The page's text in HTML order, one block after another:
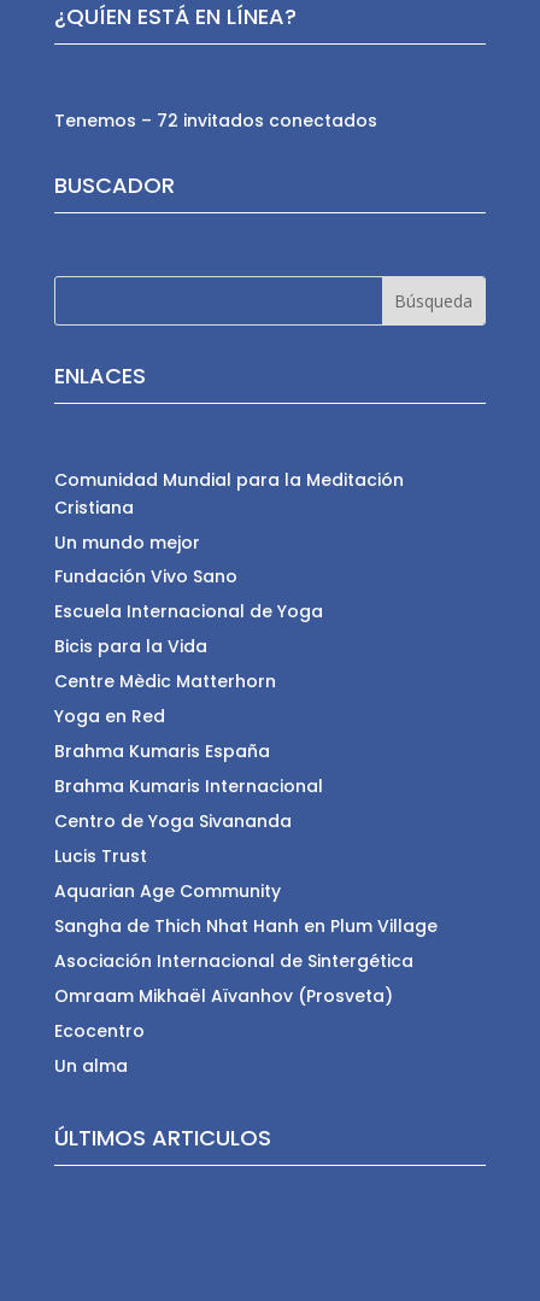
¿QUÍEN ESTÁ EN LÍNEA?
Tenemos – 72 invitados conectados
BUSCADOR
ENLACES
Comunidad Mundial para la Meditación
Cristiana
Un mundo mejor
Fundación Vivo Sano
Escuela Internacional de Yoga
Bicis para la Vida
Centre Mèdic Matterhorn
Yoga en Red
Brahma Kumaris España
Brahma Kumaris Internacional
Centro de Yoga Sivananda
Lucis Trust
Aquarian Age Community
Sangha de Thich Nhat Hanh en Plum Village
Asociación Internacional de Sintergética
Omraam Mikhaël Aïvanhov (Prosveta)
Ecocentro
Un alma
ÚLTIMOS ARTICULOS